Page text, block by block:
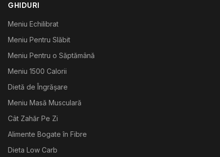
GHIDURI
Meniu Echilibrat
Meniu Pentru Slăbit
Meniu Pentru o Săptămână
Meniu 1500 Calorii
Dietă de Îngrășare
Meniu Masă Musculară
Cât Zahăr Pe Zi
Alimente Bogate în Fibre
Dieta Low Carb